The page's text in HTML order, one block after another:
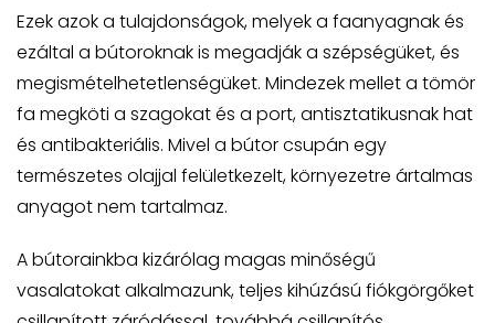
Ezek azok a tulajdonságok, melyek a faanyagnak és
ezáltal a bútoroknak is megadják a szépségüket, és
megismételhetetlenségüket. Mindezek mellet a tömör
fa megköti a szagokat és a port, antisztatikusnak hat
és antibakteriális. Mivel a bútor csupán egy
természetes olajjal felületkezelt, környezetre ártalmas
anyagot nem tartalmaz.
A bútorainkba kizárólag magas minőségű
vasalatokat alkalmazunk, teljes kihúzású fiókgörgőket